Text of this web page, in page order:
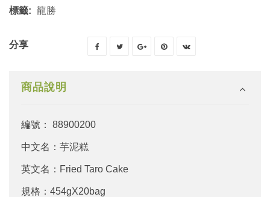
標籤: 龍勝
分享
商品說明
編號： 88900200
中文名：芋泥糕
英文名：Fried Taro Cake
規格：454gX20bag